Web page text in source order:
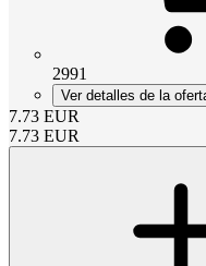
2991
Ver detalles de la
7.73 EUR
7.73 EUR